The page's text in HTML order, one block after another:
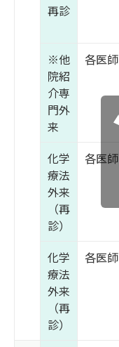
再診
※他
院紹
介専
門外
来
各医師
化学
療法
外来
（再
診）
各医師
化学
療法
外来
（再
診）
各医師